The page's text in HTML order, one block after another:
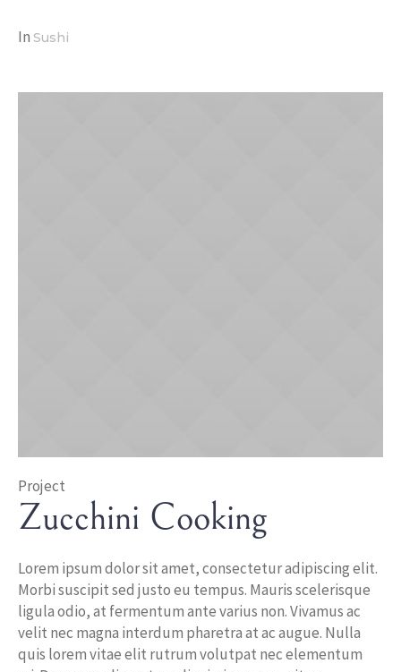
In Sushi
Project
Zucchini Cooking
Lorem ipsum dolor sit amet, consectetur adipiscing elit.
Morbi suscipit sed justo eu tempus. Mauris scelerisque
ligula odio, at fermentum ante varius non. Vivamus ac
velit nec magna interdum pharetra at ac augue. Nulla
quis lorem vitae elit rutrum volutpat nec elementum